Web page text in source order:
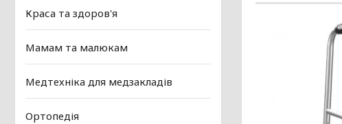
Краса та здоров'я
Мамам та малюкам
Медтехніка для медзакладів
Ортопедія